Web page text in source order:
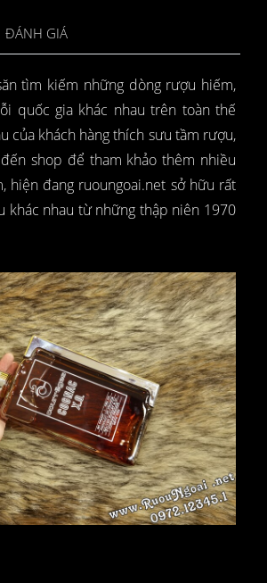
ĐÁNH GIÁ
tìm kiếm những dòng rượu hiếm,
quốc gia khác nhau trên toàn thế
của khách hàng thích sưu tầm rượu,
shop để tham khảo thêm nhiều
hiện đang ruoungoai.net sở hữu rất
khác nhau từ những thập niên 1970